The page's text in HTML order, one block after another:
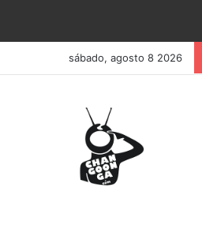
sábado, agosto 8 2026